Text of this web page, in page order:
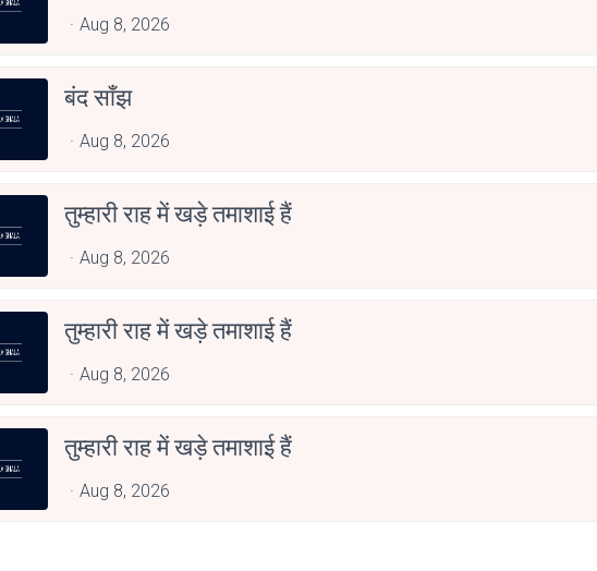
Aug 8, 2026
बंद साँझ
Aug 8, 2026
तुम्हारी राह में खड़े तमाशाई हैं
Aug 8, 2026
तुम्हारी राह में खड़े तमाशाई हैं
Aug 8, 2026
तुम्हारी राह में खड़े तमाशाई हैं
Aug 8, 2026